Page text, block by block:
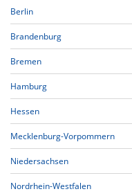
Berlin
Brandenburg
Bremen
Hamburg
Hessen
Mecklenburg-Vorpommern
Niedersachsen
Nordrhein-Westfalen